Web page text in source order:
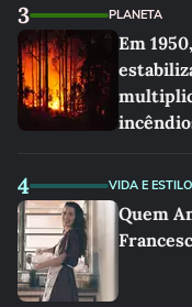
3 PLANETA
Em
4 VIDA E ESTILO
Quem